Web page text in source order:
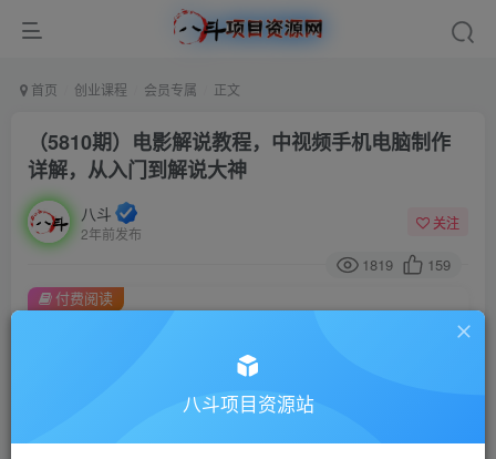
首页 创业课程 会员专属 正文
（5810期）电影解说教程，中视频手机电脑制作
详解，从入门到解说大神
八斗
2年前发布
关注
1819 159
此内容为付费阅读，请付费后查看
会员专属资源
付费阅读
八斗项目资源站